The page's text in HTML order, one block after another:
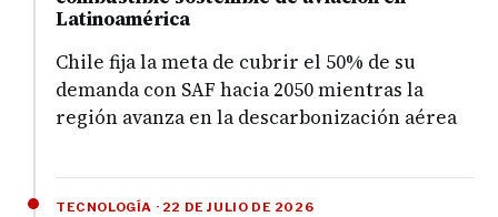
Latinoamérica
Chile fija la meta de cubrir el 50% de su
demanda con SAF hacia 2050 mientras la
región avanza en la descarbonización aérea
TECNOLOGÍA · 22 DE JULIO DE 2026